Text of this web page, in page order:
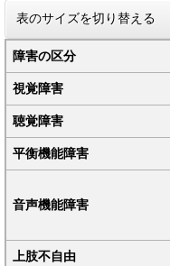
表のサイズを切り替える
障害の区分
視覚障害
聴覚障害
平衡機能障害
音声機能障害
上肢不自由